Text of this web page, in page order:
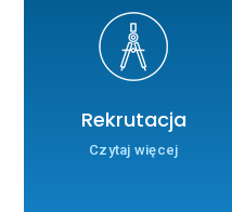
Rekrutacja
Czytaj więcej